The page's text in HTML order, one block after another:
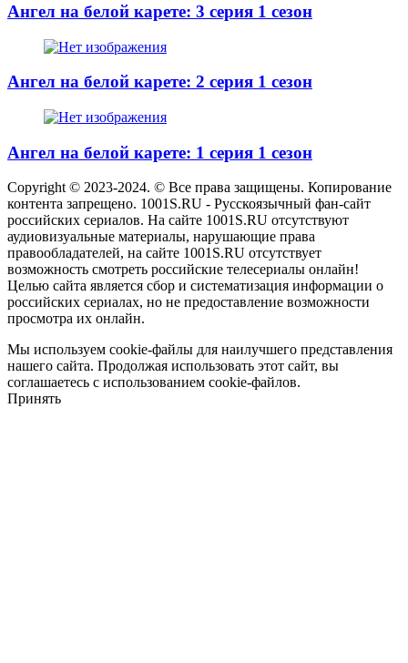
Ангел на белой карете: 3 серия 1 сезон
Ангел на белой карете: 2 серия 1 сезон
Ангел на белой карете: 1 серия 1 сезон
Copyright © 2023-2024. © Все права защищены. Копирование
контента запрещено. 1001S.RU - Русскоязычный фан-сайт
российских сериалов. На сайте 1001S.RU отсутствуют
аудиовизуальные материалы, нарушающие права
правообладателей, на сайте 1001S.RU отсутствует
возможность смотреть российские телесериалы онлайн!
Целью сайта является сбор и систематизация информации о
российских сериалах, но не предоставление возможности
просмотра их онлайн.
Мы используем cookie-файлы для наилучшего представления
нашего сайта. Продолжая использовать этот сайт, вы
соглашаетесь с использованием cookie-файлов.
Принять